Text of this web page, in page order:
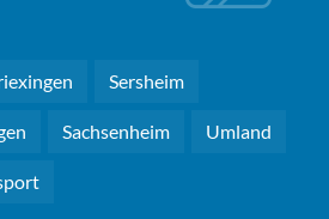
Sersheim
Sachsenheim Umland